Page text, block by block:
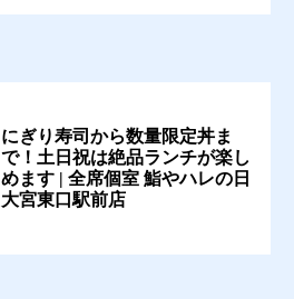
にぎり寿司から数量限定丼ま
で！土日祝は絶品ランチが楽し
めます | 全席個室 鮨やハレの日
大宮東口駅前店